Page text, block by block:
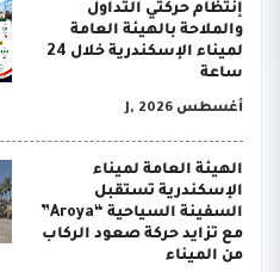
إنتظام حركتي التداول
والملاحة بالهيئة العامة
لميناء الإسكندرية خلال 24
ساعة
أغسطس J, 2026
الهيئة العامة لميناء
الإسكندرية تستقبل
السفينة السياحية “Aroya”
مع تزايد حركة صعود الركاب
من الميناء